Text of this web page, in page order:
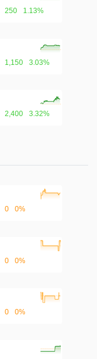
250 1.13%
1,150 3.03%
2,400 3.32%
0 0%
0 0%
0 0%